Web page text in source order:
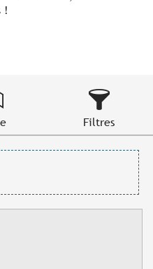
!
Filtres